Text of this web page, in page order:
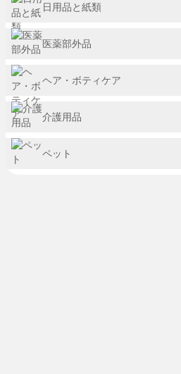
日用品と紙類
医薬部外品
ヘア・ボティケア
介護用品
ペット